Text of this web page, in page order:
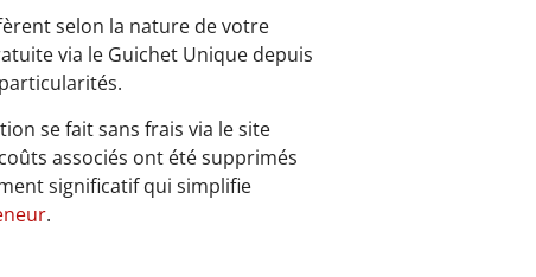
selon la nature de votre
via le Guichet Unique depuis
se fait sans frais via le site
associés ont été supprimés
significatif qui simplifie
.